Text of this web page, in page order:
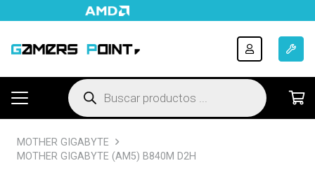
Búsqueda
de
productos
MOTHER GIGABYTE
MOTHER GIGABYTE (AM5) B840M D2H